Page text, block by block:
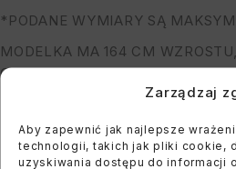
Zarządzaj
Aby zapewnić jak najlepsze
technologii, takich jak pliki cookie,
uzyskiwania dostępu do informacji
*PODANE WYMIARY SĄ
MODELKA MA 164 CM
CM I BIODER: 118 CM
You must register to use the
login or create an account